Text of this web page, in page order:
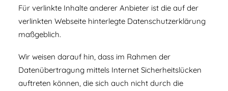
Für verlinkte Inhalte anderer Anbieter ist die auf der
verlinkten Webseite hinterlegte Datenschutzerklärung
maßgeblich.
Wir weisen darauf hin, dass im Rahmen der
Datenübertragung mittels Internet Sicherheitslücken
auftreten können, die sich auch nicht durch die